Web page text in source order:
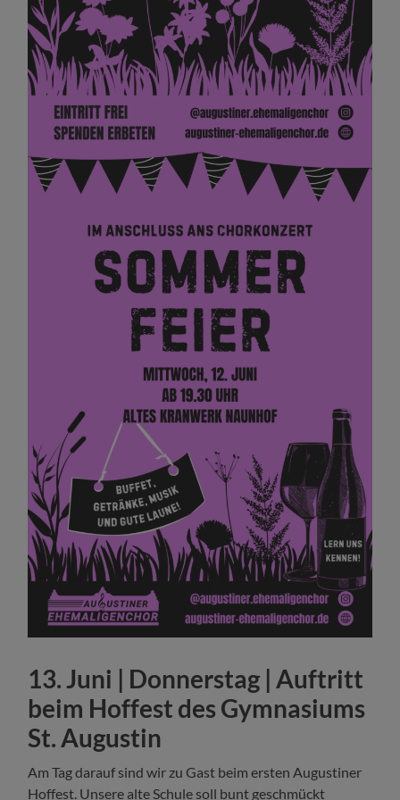
13. Juni | Donnerstag | Auftritt
beim Hoffest des Gymnasiums
St. Augustin
Am Tag darauf sind wir zu Gast beim ersten Augustiner
Hoffest. Unsere alte Schule soll bunt geschmückt